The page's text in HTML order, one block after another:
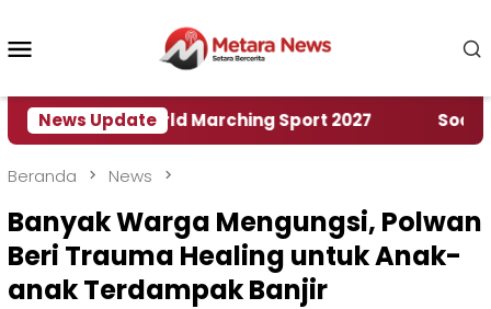
konten
News Update
World Marching Sport 2027 ‎Soal
Beranda News
Banyak Warga Mengungsi, Polwan
Beri Trauma Healing untuk Anak-
anak Terdampak Banjir